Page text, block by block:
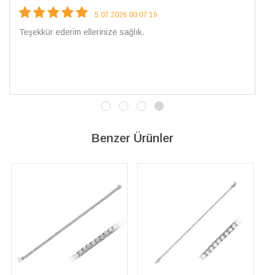
4.08.2026 16:27:03
Çarpıcı ve olağanüstü bir işçilikle hazırlanmış bir mücevher.
Benzer Ürünler